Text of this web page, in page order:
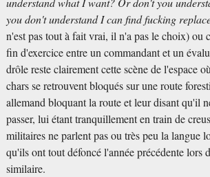
you don't understand I can find fucking
n'est pas tout à fait vrai, il n'a pas le choix) ou
fin d'exercice entre un commandant et un
drôle reste clairement cette scène de l'espace
chars se retrouvent bloqués sur une route
allemand bloquant la route et leur disant qu'il
passer, lui étant tranquillement en train de
militaires ne parlent pas ou très peu la langue
qu'ils ont tout défoncé l'année précédente lors
similaire.